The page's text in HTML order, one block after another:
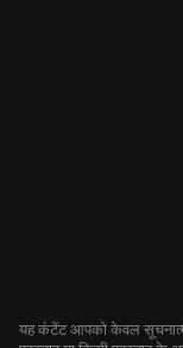
यह कंटेंट आपको केवल